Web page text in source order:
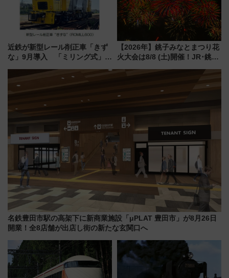
近鉄が新型レール削正車「きず
な」9月導入 「ミリング式」採
化！安全性や乗り心地の向上に
貢献するだけでなく、全線区で
活躍するための仕組みも
【2026年】銚子みなとまつり花
火大会は8/8 (土)開催！JR･銚子
報、利根川に咲く8,000発の大迫
名鉄豊田市駅の高架下に新商業施設「μPLAT 豊田市」が8月26日
開業！全8店舗が出店し街の新たな玄関口へ